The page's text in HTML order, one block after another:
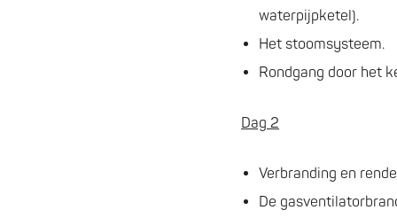
waterpijpketel).
Het stoomsysteem.
Rondgang door het
Dag 2
Verbranding en
De